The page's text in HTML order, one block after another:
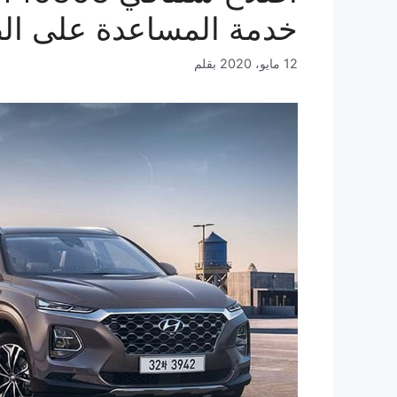
خدمة المساعدة على
12 مايو، 2020 بقلم